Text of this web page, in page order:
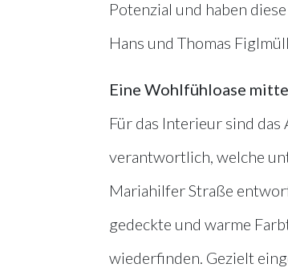
Potenzial und haben
Hans und Thomas
Eine Wohlfühloase
Für das Interieur sind
verantwortlich, welche
Mariahilfer Straße
gedeckte und warme
wiederfinden. Gezielt